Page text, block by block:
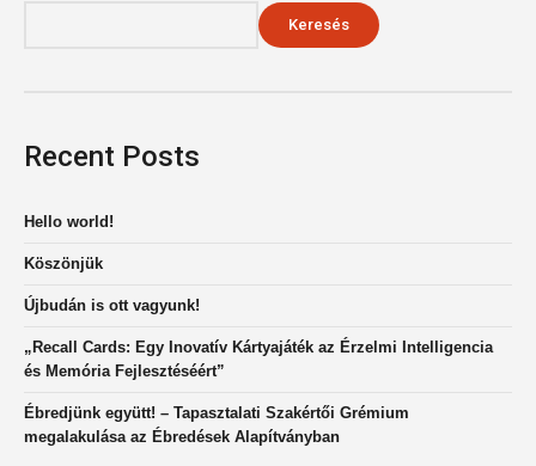
Keresés
Recent Posts
Hello world!
Köszönjük
Újbudán is ott vagyunk!
„Recall Cards: Egy Inovatív Kártyajáték az Érzelmi Intelligencia
és Memória Fejlesztéséért”
Ébredjünk együtt! – Tapasztalati Szakértői Grémium
megalakulása az Ébredések Alapítványban